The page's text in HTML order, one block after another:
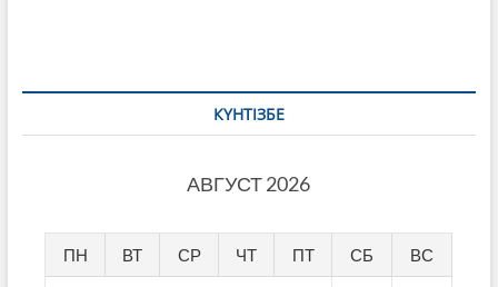
КҮНТІЗБЕ
АВГУСТ 2026
ПН ВТ СР ЧТ ПТ СБ ВС